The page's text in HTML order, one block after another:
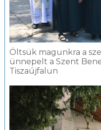
Öltsük magunkra a
ünnepelt a Szent
Tiszaújfalun